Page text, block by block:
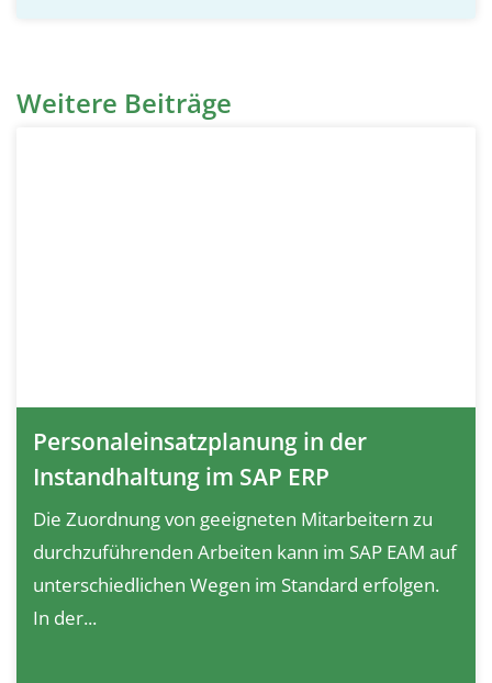
Weitere Beiträge
Personaleinsatzplanung in der
Instandhaltung im SAP ERP
Die Zuordnung von geeigneten Mitarbeitern zu
durchzuführenden Arbeiten kann im SAP EAM auf
unterschiedlichen Wegen im Standard erfolgen.
In der...